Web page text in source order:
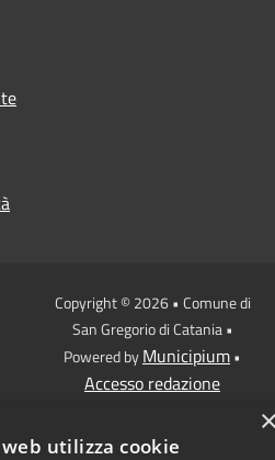
Copyright © 2026 • Comune di
San Gregorio di Catania •
Powered byMunicipium•
Accesso redazione
utilizza cookie